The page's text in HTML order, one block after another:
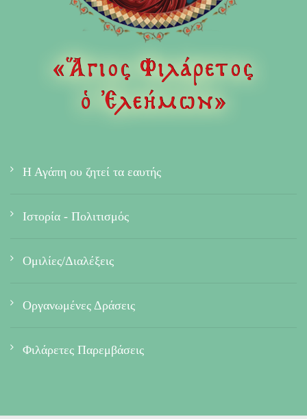
Η Αγάπη ου ζητεί τα εαυτής
Ιστορία - Πολιτισμός
Ομιλίες/Διαλέξεις
Οργανωμένες Δράσεις
Φιλάρετες Παρεμβάσεις